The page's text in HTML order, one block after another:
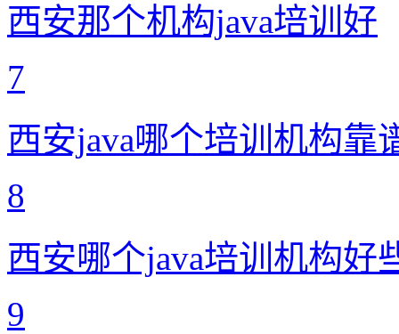
西安那个机构java培训好
7
西安java哪个培训机构靠
8
西安哪个java培训机构好
9